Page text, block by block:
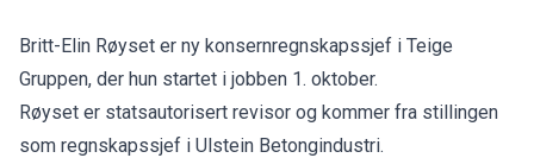
Britt-Elin Røyset er ny konsernregnskapssjef i Teige
Gruppen, der hun startet i jobben 1. oktober.
Røyset er statsautorisert revisor og kommer fra stillingen
som regnskapssjef i Ulstein Betongindustri.